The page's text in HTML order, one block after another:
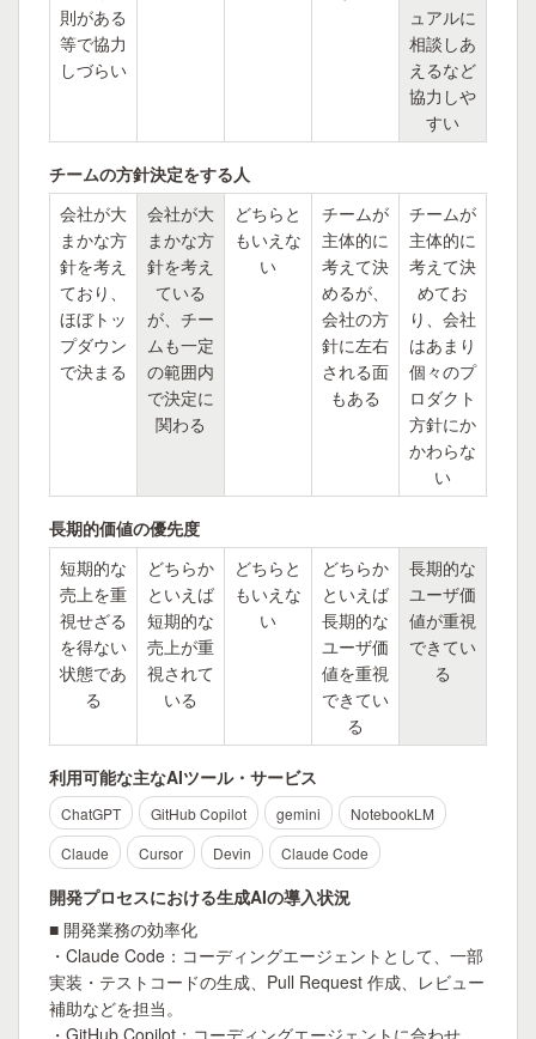
則がある
等で協力
しづらい
ュアルに
相談しあ
えるなど
協力しや
すい
チームの方針決定をする人
会社が大
まかな方
針を考え
ており、
ほぼトッ
プダウン
で決まる
会社が大
まかな方
針を考え
ている
が、チー
ムも一定
の範囲内
で決定に
関わる
どちらと
もいえな
い
チームが
主体的に
考えて決
めるが、
会社の方
針に左右
される面
もある
チームが
主体的に
考えて決
めてお
り、会社
はあまり
個々のプ
ロダクト
方針にか
かわらな
い
長期的価値の優先度
短期的な
売上を重
視せざる
を得ない
状態であ
る
どちらか
といえば
短期的な
売上が重
視されて
いる
どちらと
もいえな
い
どちらか
といえば
長期的な
ユーザ価
値を重視
できてい
る
長期的な
ユーザ価
値が重視
できてい
る
利用可能な主なAIツール・サービス
ChatGPT GitHub Copilot gemini
NotebookLM
Claude
Cursor Devin Claude Code
開発プロセスにおける生成AIの導入状況
■ 開発業務の効率化
・Claude Code：コーディングエージェントとして、一部
実装・テストコードの生成、Pull Request 作成、レビュー
補助などを担当。
・GitHub Copilot：コーディングエージェントに合わせ